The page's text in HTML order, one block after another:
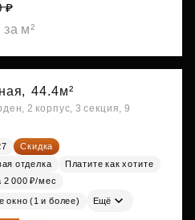
₽
м²
44.4м²
2 корпус, 3 секция, 9
Скидка
отделка
Платите как хотите
2 000 ₽/мес
окно (1 и более) Ещё